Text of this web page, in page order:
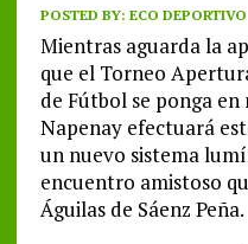
POSTED BY: ECO DEPORTIVO
Mientras aguarda la
que el Torneo
de Fútbol se ponga
Napenay efectuará
un nuevo sistema
encuentro amistoso
Águilas de Sáenz Peña.